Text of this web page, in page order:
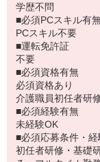
学歴不問
■必須PCスキル有
PCスキル不要
■運転免許証
不要
■必須資格有無
必須資格あり
介護職員初任者研
■必須経験有無
未経験OK
■必須応募条件・
初任者研修・基礎